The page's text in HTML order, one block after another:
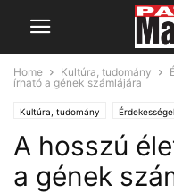
Home Kultúra, tudomány
írható a gének számlájára
Kultúra, tudomány
A hosszú
a gének